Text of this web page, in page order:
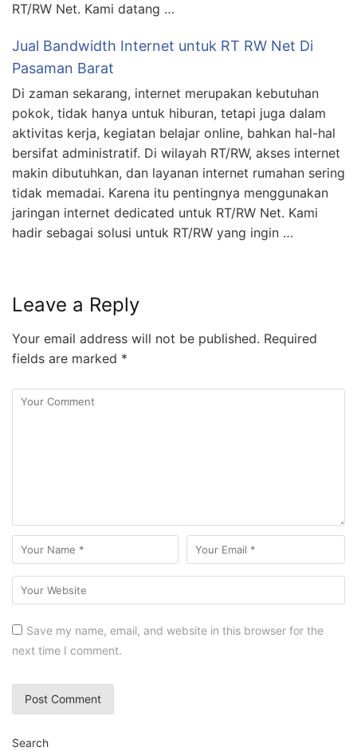
RT/RW Net. Kami datang …
Jual Bandwidth Internet untuk RT RW Net Di
Pasaman Barat
Di zaman sekarang, internet merupakan kebutuhan
pokok, tidak hanya untuk hiburan, tetapi juga dalam
aktivitas kerja, kegiatan belajar online, bahkan hal-hal
bersifat administratif. Di wilayah RT/RW, akses internet
makin dibutuhkan, dan layanan internet rumahan sering
tidak memadai. Karena itu pentingnya menggunakan
jaringan internet dedicated untuk RT/RW Net. Kami
hadir sebagai solusi untuk RT/RW yang ingin …
Leave a Reply
Your email address will not be published. Required
fields are marked *
Save my name, email, and website in this browser for the
next time I comment.
Search